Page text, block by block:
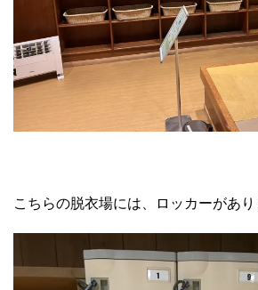
こちらの脱衣場には、ロッカーがあり